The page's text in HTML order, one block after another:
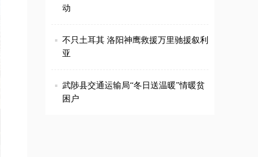
动
不只土耳其 洛阳神鹰救援万里驰援叙利
亚
武陟县交通运输局“冬日送温暖”情暖贫
困户